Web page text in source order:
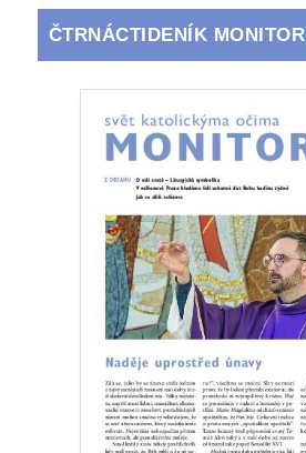
ČTRNÁCTIDENÍK MONITOR